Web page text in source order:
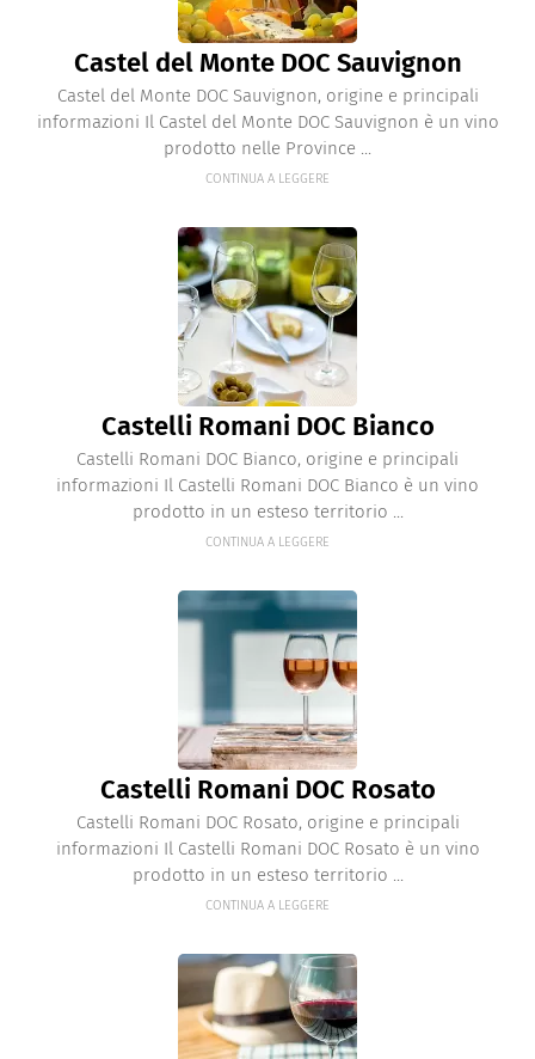
Castel del Monte DOC Sauvignon
Castel del Monte DOC Sauvignon, origine e principali
informazioni Il Castel del Monte DOC Sauvignon è un vino
prodotto nelle Province ...
CONTINUA A LEGGERE
Castelli Romani DOC Bianco
Castelli Romani DOC Bianco, origine e principali
informazioni Il Castelli Romani DOC Bianco è un vino
prodotto in un esteso territorio ...
CONTINUA A LEGGERE
Castelli Romani DOC Rosato
Castelli Romani DOC Rosato, origine e principali
informazioni Il Castelli Romani DOC Rosato è un vino
prodotto in un esteso territorio ...
CONTINUA A LEGGERE